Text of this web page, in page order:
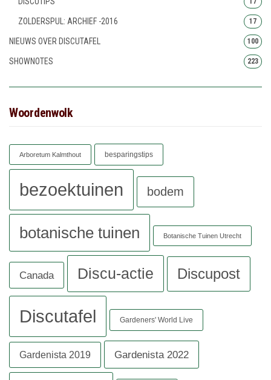
ZOLDERSPUL: ARCHIEF -2016 17
NIEUWS OVER DISCUTAFEL 100
SHOWNOTES 223
Woordenwolk
Arboretum Kalmthout besparingstips
bezoektuinen bodem
botanische tuinen Botanische Tuinen Utrecht
Canada Discu-actie Discupost
Discutafel Gardeners' World Live
Gardenista 2019 Gardenista 2022